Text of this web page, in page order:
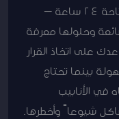
50267365خدمة طوارئ السباكة متاحة 24 ساعة –
وحلولها معرفة
على اتخاذ القرار
بينما تحتاج
في الأنابيب
شيوعاً وأخطرها.